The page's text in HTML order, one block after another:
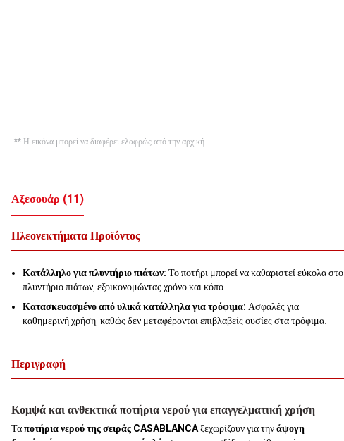
** Η εικόνα μπορεί να διαφέρει ελαφρώς από την αρχική.
Αξεσουάρ (11)
Πλεονεκτήματα Προϊόντος
Κατάλληλο για πλυντήριο πιάτων: Το ποτήρι μπορεί να καθαριστεί εύκολα στο
πλυντήριο πιάτων, εξοικονομώντας χρόνο και κόπο.
Κατασκευασμένο από υλικά κατάλληλα για τρόφιμα: Ασφαλές για
καθημερινή χρήση, καθώς δεν μεταφέρονται επιβλαβείς ουσίες στα τρόφιμα.
Περιγραφή
Κομψά και ανθεκτικά ποτήρια νερού για επαγγελματική χρήση
Ταποτήρια νερού της σειράς CASABLANCAξεχωρίζουν για τηνάψογη